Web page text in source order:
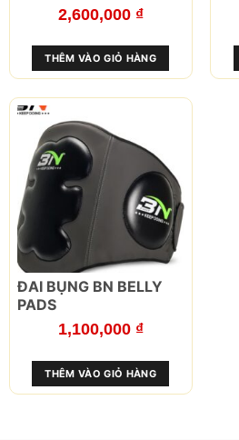
2,600,000 ₫
THÊM VÀO GIỎ HÀNG
ĐAI BỤNG BN BELLY
PADS
1,100,000 ₫
THÊM VÀO GIỎ HÀNG